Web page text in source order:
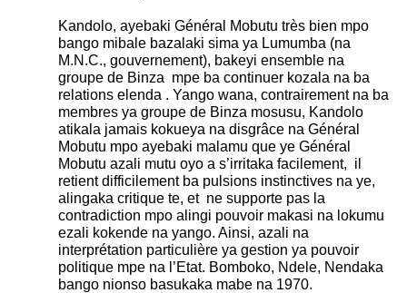
Kandolo, ayebaki Général Mobutu très bien mpo
bango mibale bazalaki sima ya Lumumba (na
M.N.C., gouvernement), bakeyi ensemble na
groupe de Binza mpe ba continuer kozala na ba
relations elenda . Yango wana, contrairement na ba
membres ya groupe de Binza mosusu, Kandolo
atikala jamais kokueya na disgrâce na Général
Mobutu mpo ayebaki malamu que ye Général
Mobutu azali mutu oyo a s’irritaka facilement, il
retient difficilement ba pulsions instinctives na ye,
alingaka critique te, et ne supporte pas la
contradiction mpo alingi pouvoir makasi na lokumu
ezali kokende na yango. Ainsi, azali na
interprétation particulière ya gestion ya pouvoir
politique mpe na l’Etat. Bomboko, Ndele, Nendaka
bango nionso basukaka mabe na 1970.